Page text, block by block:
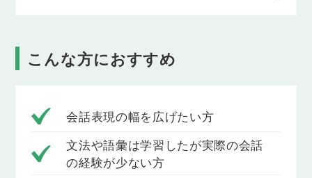
日常生活
放課後
放課後について話してみましょう。
Lesson 6
こんな方におすすめ
会話表現の幅を広げたい方
文法や語彙は学習したが実際の会話
の経験が少ない方